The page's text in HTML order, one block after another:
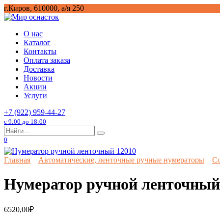
Перейти
к
г.Киров, 610000, а/я 250
О нас
Каталог
Контакты
Оплата заказа
Доставка
Новости
Акции
Услуги
+7 (922) 959-44-27
с 9:00 до 18:00
Search
for:
0
Главная Автоматические, ленточные ручные нумераторы
Нумератор ручной
6520,00₽